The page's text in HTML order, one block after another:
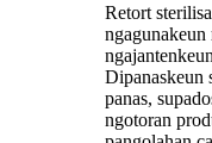
Retort
Dipanaskeun
panas,
ngotoran